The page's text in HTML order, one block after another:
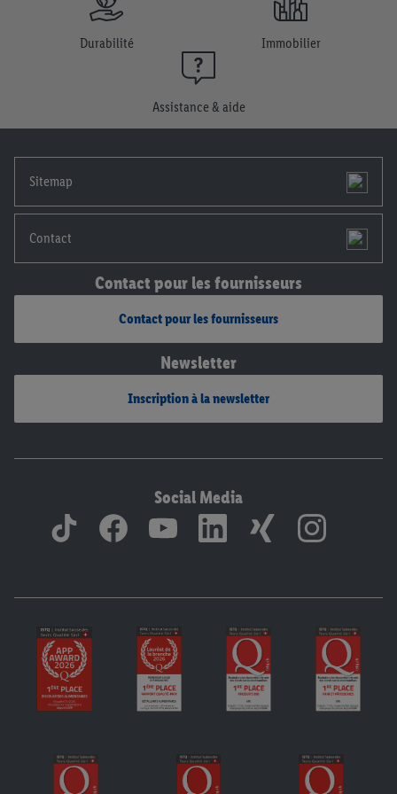
Durabilité Immobilier
Assistance & aide
Sitemap
Contact
Contact pour les fournisseurs
Contact pour les fournisseurs
Newsletter
Inscription à la newsletter
Social Media
conservation des données et sur ton droit de révoquer ton
consentement à tout moment avec effet pour l’avenir, dans
déclaration de confidentialité